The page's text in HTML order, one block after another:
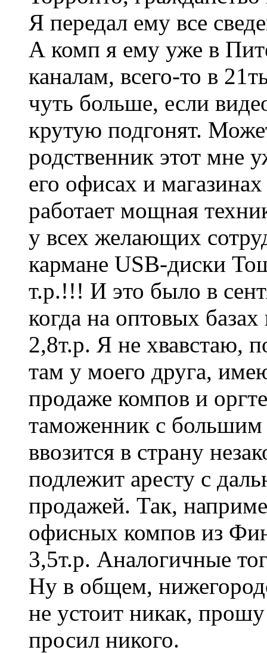
Я передал ему все
А комп я ему уже в
каналам, всего-то в
чуть больше, если
крутую подгонят.
родственник этот мне
его офисах и
работает мощная
у всех желающих
кармане USB-диски
т.р.!!! И это было в
когда на оптовых
2,8т.р. Я не хвавстаю,
там у моего друга,
продаже компов и
таможенник с большим
ввозится в страну
подлежит аресту с
продажей. Так,
офисных компов из
3,5т.р. Аналогичные
Ну в общем,
не устоит никак,
просил никого.